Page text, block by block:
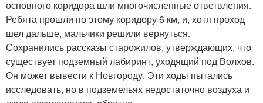
основного коридора шли многочисленные ответвления.
Ребята прошли по этому коридору 6 км, и, хотя проход
шел дальше, мальчики решили вернуться.
Сохранились рассказы старожилов, утверждающих, что
существует подземный лабиринт, уходящий под Волхов.
Он может вывести к Новгороду. Эти ходы пытались
исследовать, но в подземельях недостаточно воздуха и